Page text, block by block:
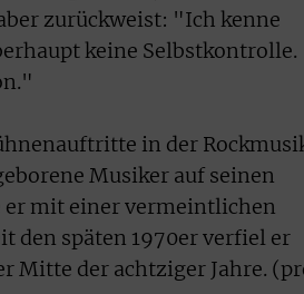
zurückweist: "Ich kenne
keine Selbstkontrolle.
in der
Musiker auf seinen
er mit einer vermeintlichen
den späten 1970er verfiel er
Mitte der achtziger Jahre.